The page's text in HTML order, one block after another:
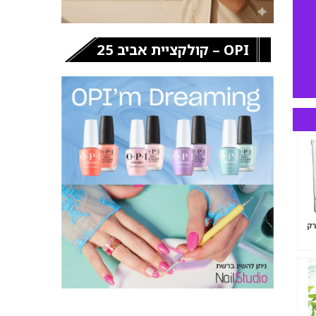
OPI – קולקציית אביב 25